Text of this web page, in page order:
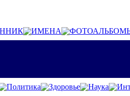
ИМЕНА
Политика Здоровье Наука